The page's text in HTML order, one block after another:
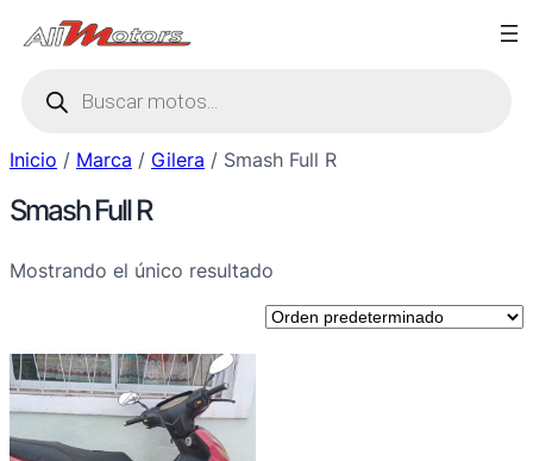
Saltar
al
productos
Inicio / Marca / Gilera / Smash Full R
Smash Full R
Mostrando el único resultado